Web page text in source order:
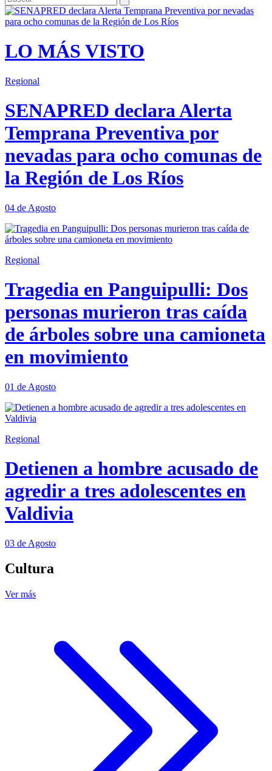
LO MÁS VISTO
Regional
SENAPRED declara Alerta
Temprana Preventiva por
nevadas para ocho comunas de
la Región de Los Ríos
04 de Agosto
Regional
Tragedia en Panguipulli: Dos
personas murieron tras caída
de árboles sobre una camioneta
en movimiento
01 de Agosto
Regional
Detienen a hombre acusado de
agredir a tres adolescentes en
Valdivia
03 de Agosto
Cultura
Ver más